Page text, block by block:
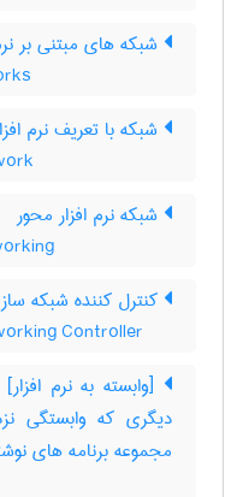
شبکه های مبتنی بر
شبکه با تعریف نرم
شبکه نرم افزار محور
کنترل کننده شبکه
Controller
[وابسته به نرم
دیگری که وابستگی
مجموعه برنامه های